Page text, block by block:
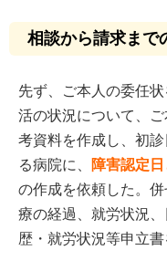
相談から請求まで
先ず、ご本人の委任状
活の状況について、
考資料を作成し、初
る病院に、
障害認定
の作成を依頼した。
療の経過、就労状況
歴・就労状況等申立書